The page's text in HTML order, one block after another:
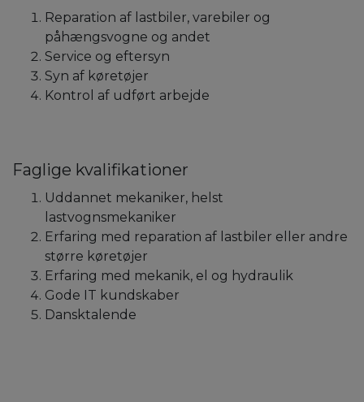
Reparation af lastbiler, varebiler og
påhængsvogne og andet
Service og eftersyn
Syn af køretøjer
Kontrol af udført arbejde
Faglige kvalifikationer
Uddannet mekaniker, helst
lastvognsmekaniker
Erfaring med reparation af lastbiler eller andre
større køretøjer
Erfaring med mekanik, el og hydraulik
Gode IT kundskaber
Dansktalende